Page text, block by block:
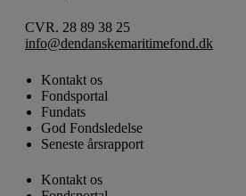
CVR. 28 89 38 25
info@dendanskemaritimefond.dk
Kontakt os
Fondsportal
Fundats
God Fondsledelse
Seneste årsrapport
Kontakt os